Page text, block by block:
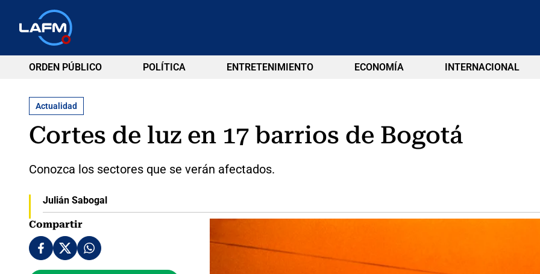
ORDEN PÚBLICO POLÍTICA ENTRETENIMIENTO ECONOMÍA INTERNACIONAL
Actualidad
Cortes de luz en 17 barrios de Bogotá
Conozca los sectores que se verán afectados.
Julián Sabogal
Compartir